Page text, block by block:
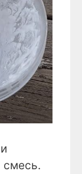
смесь.